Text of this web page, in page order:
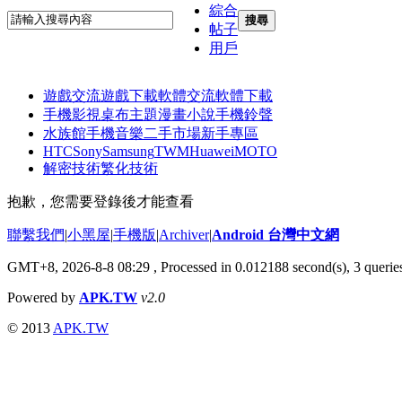
綜合
帖子
用戶
搜尋
遊戲交流遊戲下載軟體交流軟體下載
手機影視桌布主題漫畫小說手機鈴聲
水族館手機音樂二手市場新手專區
HTCSonySamsungTWMHuaweiMOTO
解密技術繁化技術
抱歉，您需要登錄後才能查看
聯繫我們|小黑屋|手機版|Archiver|Android 台灣中文網
GMT+8, 2026-8-8 08:29 , Processed in 0.012188 second(s), 3
Powered by APK.TW v2.0
© 2013 APK.TW